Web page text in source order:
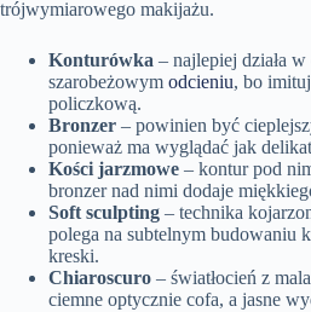
trójwymiarowego makijażu.
Konturówka – najlepiej działa
szarobeżowym odcieniu, bo
policzkową.
Bronzer – powinien być
ponieważ ma wyglądać jak
Kości jarzmowe – kontur pod
bronzer nad nimi dodaje
Soft sculpting – technika
polega na subtelnym budowaniu
kreski.
Chiaroscuro – światłocień z
ciemne optycznie cofa, a jasne